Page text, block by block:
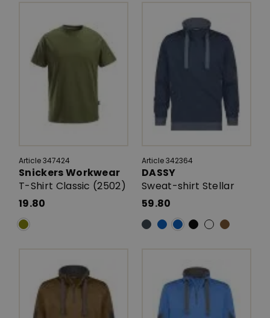
Article 347424
Snickers Workwear
T-Shirt Classic (2502)
19.80
Article 342364
DASSY
Sweat-shirt Stellar
59.80